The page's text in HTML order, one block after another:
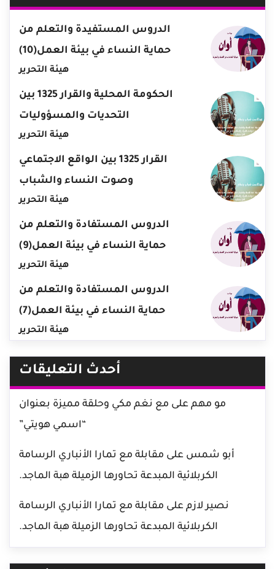
الدروس المستفيدة والتعلم من
حماية النساء في بيئة العمل(10)
هيئة التحرير
الحكومة المحلية والقرار 1325 بين
التحديات والمسؤوليات
هيئة التحرير
القرار 1325 بين الواقع الاجتماعي
وصوت النساء والشباب
هيئة التحرير
الدروس المستفادة والتعلم من
حماية النساء في بيئة العمل(9)
هيئة التحرير
الدروس المستفادة والتعلم من
حماية النساء في بيئة العمل(7)
هيئة التحرير
أحدث التعليقات
مو مهم على مع نغم مكي وحلقة مميزة بعنوان
“اسمي هويتي”
أبو شمس على مقابلة مع تمارا الأنباري الرسامة
الكربلائية المبدعة تحاورها الزميلة هبة الماجد.
نصير لازم على مقابلة مع تمارا الأنباري الرسامة
الكربلائية المبدعة تحاورها الزميلة هبة الماجد.